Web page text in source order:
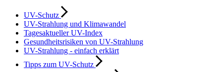
UV-Schutz
UV-Strahlung und Klimawandel
Tagesaktueller UV-Index
Gesundheitsrisiken von UV-Strahlung
UV-Strahlung - einfach erklärt
Tipps zum UV-Schutz